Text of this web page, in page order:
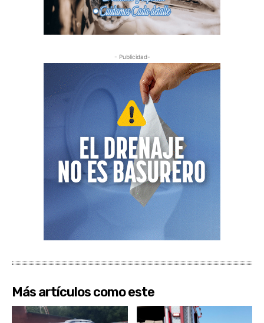
- Publicidad-
Más artículos como este